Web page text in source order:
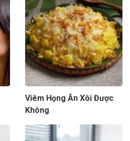
Viêm Họng Ăn Xôi Được
Không